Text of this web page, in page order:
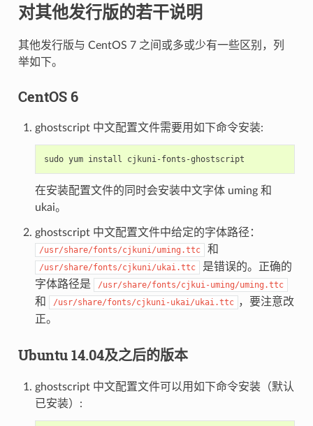
对其他发行版的若干说明
其他发行版与 CentOS 7 之间或多或少有一些区别，列
举如下。
CentOS 6
ghostscript 中文配置文件需要用如下命令安装:
在安装配置文件的同时会安装中文字体 uming 和
ukai。
ghostscript 中文配置文件中给定的字体路径：
/usr/share/fonts/cjkuni/uming.ttc 和
/usr/share/fonts/cjkuni/ukai.ttc
是错误的。正确的
字体路径是
/usr/share/fonts/cjkui-uming/uming.ttc
和 /usr/share/fonts/cjkuni-ukai/ukai.ttc ，要注意改
正。
Ubuntu 14.04及之后的版本
ghostscript 中文配置文件可以用如下命令安装（默认
已安装）: